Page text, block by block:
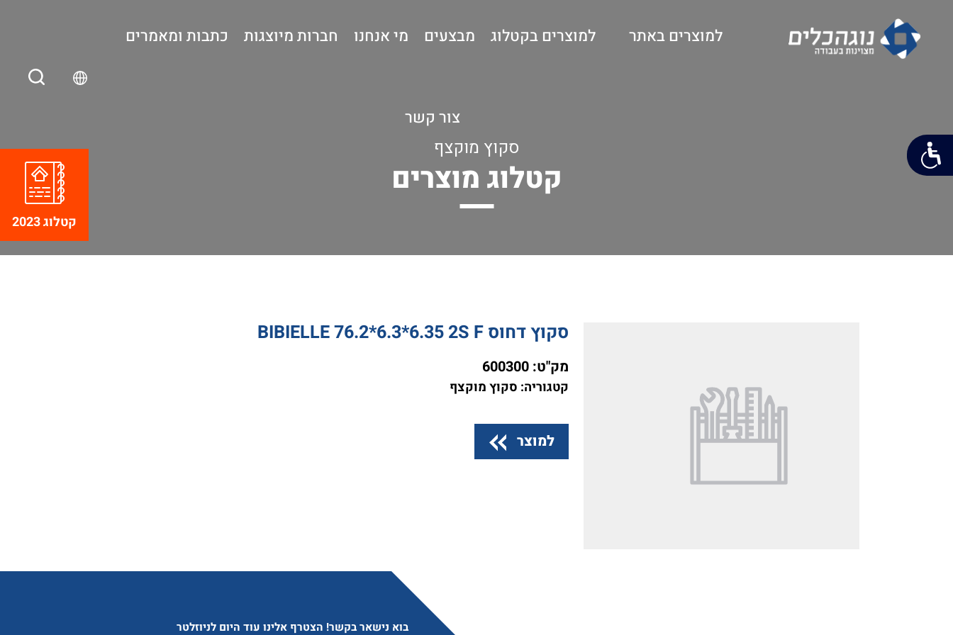
למוצרים באתר למוצרים בקטלוג מבצעים מי אנחנו חברות מיוצגות כתבות ומאמרים
צור קשר
סקוץ מוקצף
קטלוג מוצרים
סקוץ דחוס BIBIELLE 76.2*6.3*6.35 2S F
מק"ט: 600300
קטגוריה: סקוץ מוקצף
למוצר
בוא נישאר בקשר! הצטרף אלינו עוד היום לניוזלטר
קטלוג 2023